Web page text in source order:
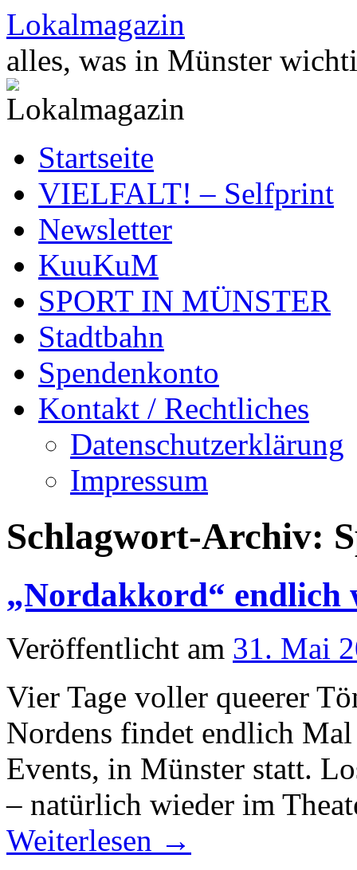
Zum
Inhalt
springen
Lokalmagazin
alles, was in Münster
Startseite
VIELFALT! – Selfprint
Newsletter
KuuKuM
SPORT IN MÜNSTER
Stadtbahn
Spendenkonto
Kontakt / Rechtliches
Datenschutzerklärung
Impressum
Schlagwort-Archiv:
„Nordakkord“
Veröffentlicht am 31. Mai
Vier Tage voller queerer
Nordens findet endlich Mal
Events, in Münster statt.
– natürlich wieder im
Weiterlesen →